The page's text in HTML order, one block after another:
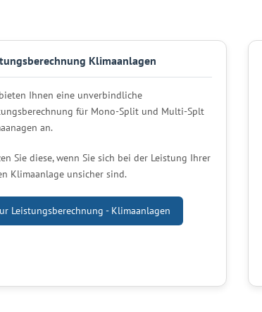
Klimaanlagen
Ihnen eine unverbindliche
für Mono-Split und Multi-Splt
an.
Sie diese, wenn Sie sich bei der Leistung Ihrer
Klimaanlage unsicher sind.
Leistungsberechnung - Klimaanlagen